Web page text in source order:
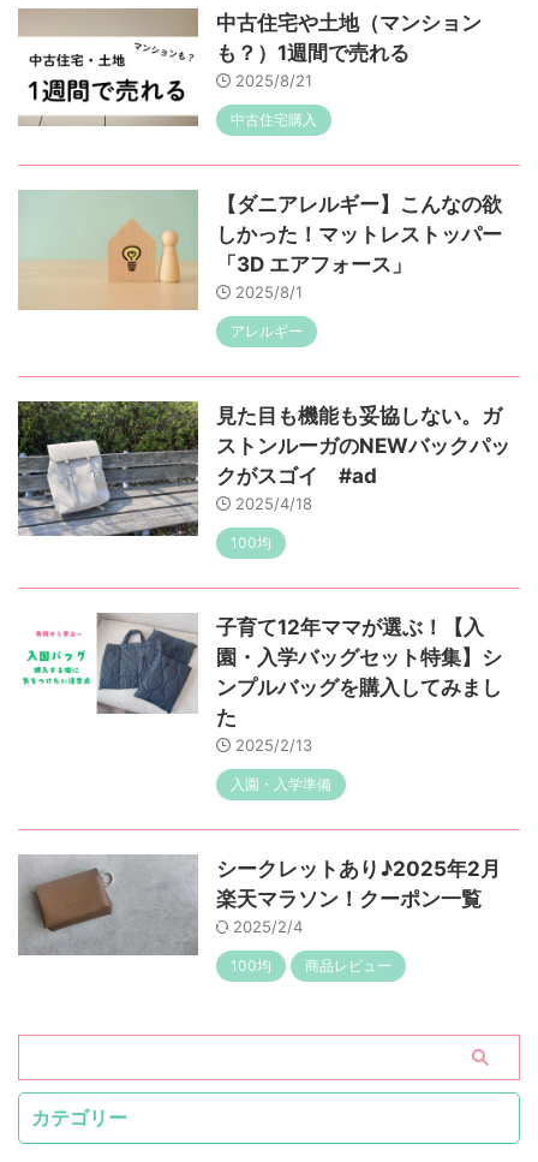
中古住宅や土地（マンション
も？）1週間で売れる
2025/8/21
中古住宅購入
【ダニアレルギー】こんなの欲
しかった！マットレストッパー
「3D エアフォース」
2025/8/1
アレルギー
見た目も機能も妥協しない。ガ
ストンルーガのNEWバックパッ
クがスゴイ #ad
2025/4/18
100均
子育て12年ママが選ぶ！【入
園・入学バッグセット特集】シ
ンプルバッグを購入してみまし
た
2025/2/13
入園・入学準備
シークレットあり♪2025年2月
楽天マラソン！クーポン一覧
2025/2/4
100均 商品レビュー
カテゴリー